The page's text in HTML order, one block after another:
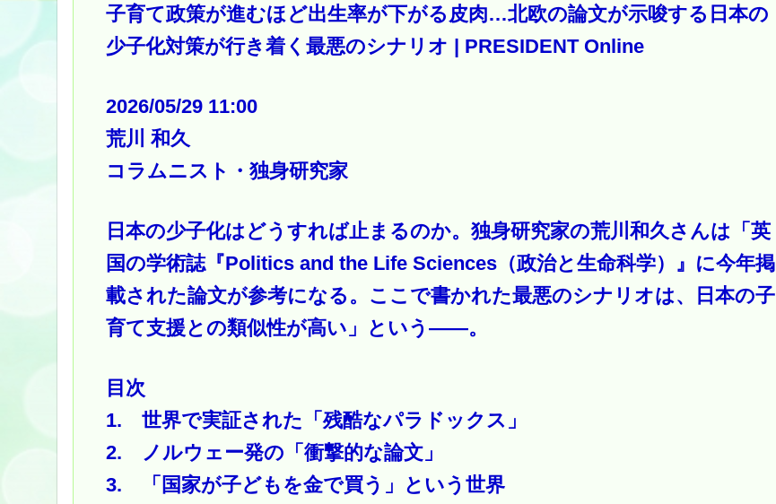
子育て政策が進むほど出生率が下がる皮肉…北欧の論文が示唆する日本の
少子化対策が行き着く最悪のシナリオ | PRESIDENT Online
2026/05/29 11:00
荒川 和久
コラムニスト・独身研究家
日本の少子化はどうすれば止まるのか。独身研究家の荒川和久さんは「英
国の学術誌『Politics and the Life Sciences（政治と生命科学）』に今年掲
載された論文が参考になる。ここで書かれた最悪のシナリオは、日本の子
育て支援との類似性が高い」という――。
目次
1. 世界で実証された「残酷なパラドックス」
2. ノルウェー発の「衝撃的な論文」
3. 「国家が子どもを金で買う」という世界